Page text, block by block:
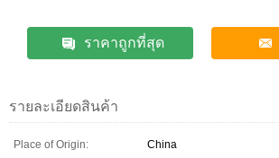
ราคาถูกที่สุด
รายละเอียดสินค้า
Place of Origin:
China